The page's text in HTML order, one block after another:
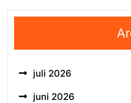
juli 2026
juni 2026